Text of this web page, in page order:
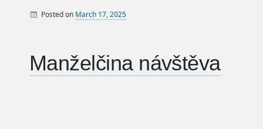
Posted on March 17, 2025
Manželčina návštěva